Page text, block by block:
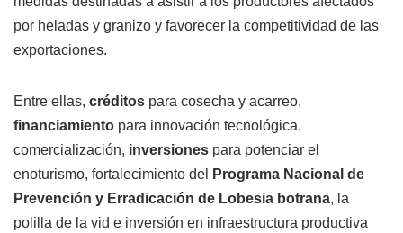
por heladas y granizo y favorecer la competitividad de las
exportaciones.
Entre ellas, créditos para cosecha y acarreo,
financiamiento para innovación tecnológica,
comercialización, inversiones para potenciar el
enoturismo, fortalecimiento del
Programa Nacional de
Prevención y Erradicación de Lobesia botrana, la
polilla de la vid e inversión en infraestructura productiva